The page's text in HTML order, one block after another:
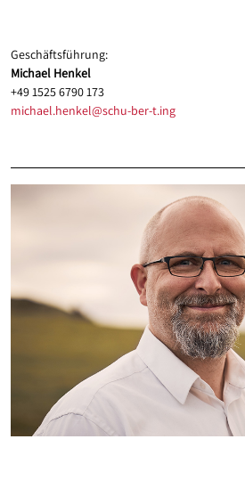
Geschäftsführung:
Michael Henkel
+49 1525 6790 173
michael.henkel@schu-ber-t.ing